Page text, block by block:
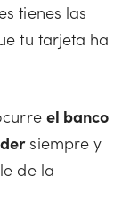
tienes las
tu tarjeta ha
el banco
siempre y
de la